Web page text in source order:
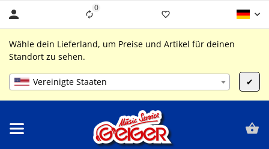
0Liste ist leer
Wähle dein Lieferland, um Preise und Artikel für deinen
Standort zu sehen.
Vereinigte Staaten ✔